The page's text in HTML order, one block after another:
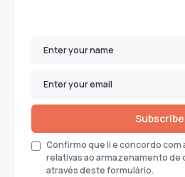
Subscribe
Confirmo que li e concordo com
relativas ao armazenamento de
através deste formulário.